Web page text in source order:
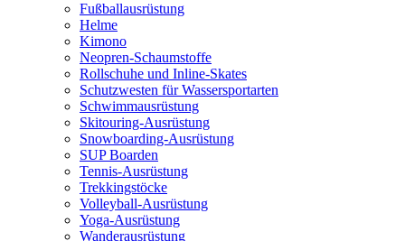
Fußballausrüstung
Helme
Kimono
Neopren-Schaumstoffe
Rollschuhe und Inline-Skates
Schutzwesten für Wassersportarten
Schwimmausrüstung
Skitouring-Ausrüstung
Snowboarding-Ausrüstung
SUP Boarden
Tennis-Ausrüstung
Trekkingstöcke
Volleyball-Ausrüstung
Yoga-Ausrüstung
Wanderausrüstung